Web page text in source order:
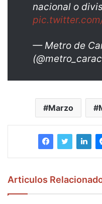
nacional o
— Metro de
Marzo
Articulos